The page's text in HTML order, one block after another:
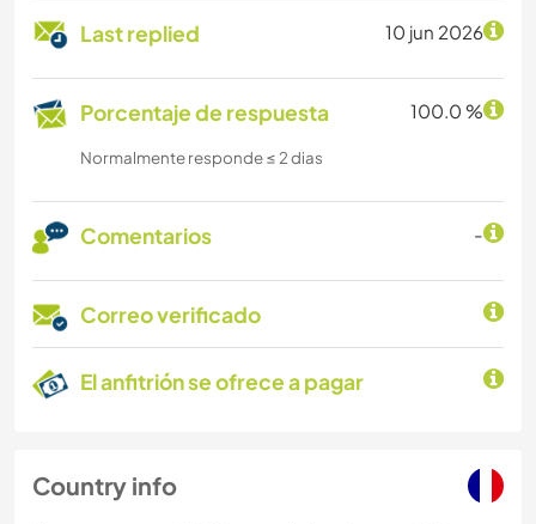
Last replied 10 jun 2026
Porcentaje de respuesta 100.0 %
Normalmente responde ≤ 2 dias
Comentarios -
Correo verificado
El anfitrión se ofrece a pagar
Country info